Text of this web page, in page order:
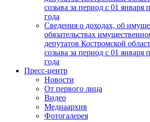
созыва за период с 01 января
года
Сведения о доходах, об
обязательствах
депутатов Костромской
созыва за период с 01 января
года
Пресс-центр
Новости
От первого лица
Видео
Медиаархив
Фотогалерея